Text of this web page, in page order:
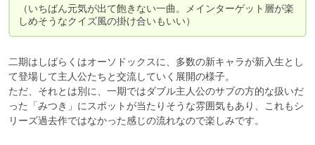
（いちばん元気が出て飽きない一曲。メインターゲット層が楽
しめそうなクイズ風の掛け合いもいい）
二期はしばらくはオーソドックスに、多数の新キャラが新入生とし
て登場して主人公たちと交流していく展開の様子。
ただ、それとは別に、一期ではダブル主人公のサブの方的な扱いだ
った「みつき」にスポットが当たりそうな雰囲気もあり、これもシ
リーズ過去作ではなかった感じの流れなので楽しみです。